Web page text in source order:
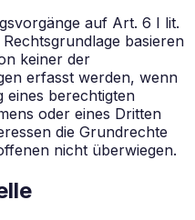
auf Art. 6 I lit.
basieren
keiner der
erfasst werden, wenn
eines berechtigten
oder eines Dritten
die Grundrechte
nicht überwiegen.